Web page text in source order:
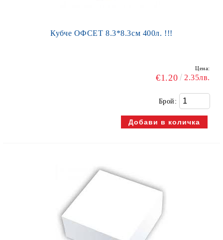
Кубче ОФСЕТ 8.3*8.3см 400л. !!!
Цена:
€1.20 2.35лв.
Брой: